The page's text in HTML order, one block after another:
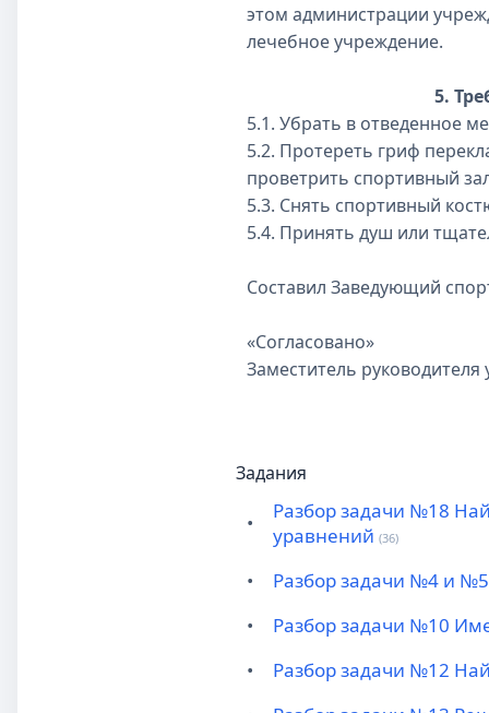
этом администрации
лечебное учреждение.
5.
5.1. Убрать в отведенное
5.2. Протереть гриф
проветрить спортивный
5.3. Снять спортивный
5.4. Принять душ или
Составил Заведующий
«Согласовано»
Заместитель руководителя
Задания
•
Разбор задачи №18
уравнений (36)
•
Разбор задачи №4 и №5
•
Разбор задачи №10
•
Разбор задачи №12